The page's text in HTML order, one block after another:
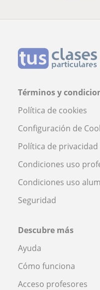
Términos y
Política de cookies
Configuración de
Política de privacidad
Condiciones uso
Condiciones uso
Seguridad
Descubre más
Ayuda
Cómo funciona
Acceso profesores